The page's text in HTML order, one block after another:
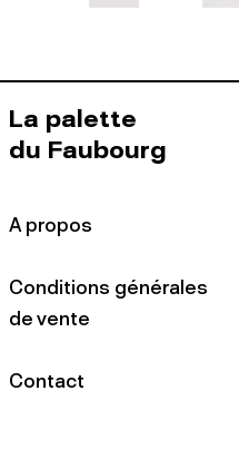
La palette
du Faubourg
A propos
Conditions générales
de vente
Contact